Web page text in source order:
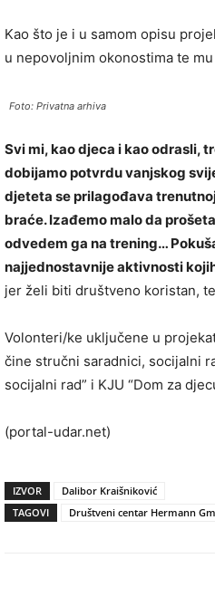
Kao što je i u samom opisu
u nepovoljnim okonostima te
Foto: Privatna arhiva
Svi mi, kao djeca i kao odrasli,
dobijamo potvrdu vanjskog
djeteta se prilagođava
braće. Izađemo malo da
odvedem ga na trening…
najjednostavnije aktivnosti
jer želi biti društveno koristan,
Volonteri/ke uključene u
čine stručni saradnici, socijalni
socijalni rad” i KJU “Dom za
(portal-udar.net)
IZVOR
Dalibor Kraišniković
TAGOVI
Društveni centar Hermann